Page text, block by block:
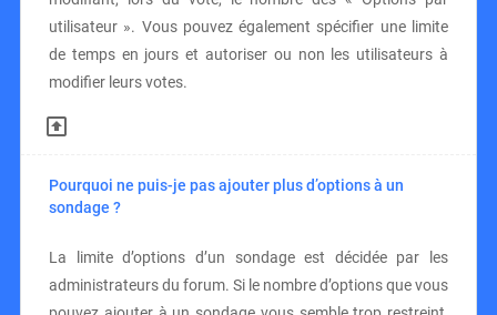
utilisateur ». Vous pouvez également spécifier une limite
de temps en jours et autoriser ou non les utilisateurs à
modifier leurs votes.
Pourquoi ne puis-je pas ajouter plus d’options à un
sondage ?
La limite d’options d’un sondage est décidée par les
administrateurs du forum. Si le nombre d’options que vous